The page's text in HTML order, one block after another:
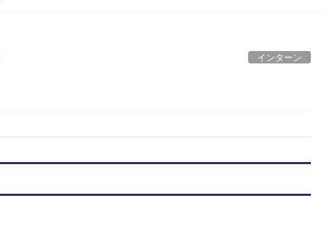
インターン